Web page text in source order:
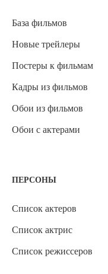
База фильмов
Новые трейлеры
Постеры к фильмам
Кадры из фильмов
Обои из фильмов
Обои с актерами
ПЕРСОНЫ
Список актеров
Список актрис
Список режиссеров